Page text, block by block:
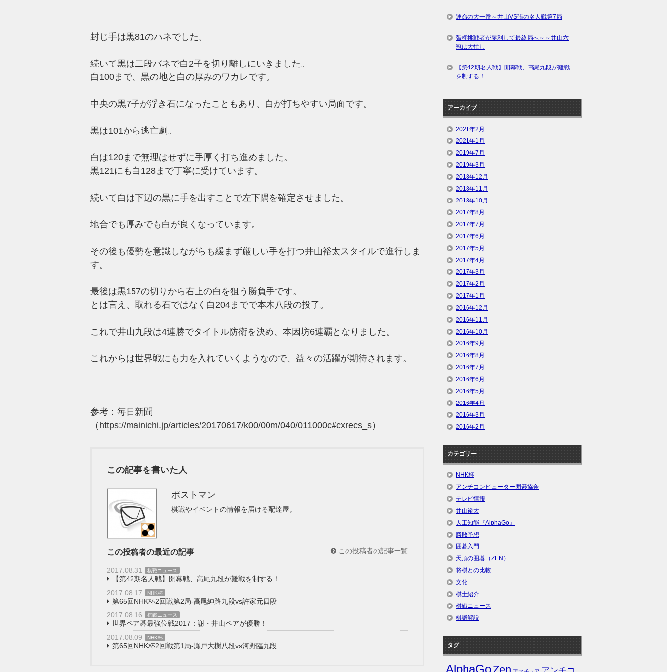
封じ手は黒81のハネでした。
続いて黒は二段バネで白2子を切り離しにいきました。
白100まで、黒の地と白の厚みのワカレです。
中央の黒7子が浮き石になったこともあり、白が打ちやすい局面です。
黒は101から逃亡劇。
白は120まで無理はせずに手厚く打ち進めました。
黒121にも白128まで丁寧に受けています。
続いて白は下辺の黒に手を出すことで左下隅を確定させました。
地合でも厚みでも白が良くなっています。
その後も優勢を意識しながらも緩まず厳しい手を打つ井山裕太スタイルで進行しま
す。
最後は黒157の切りから右上の白を狙う勝負手です。
とは言え、取れる石ではなく白204までで本木八段の投了。
これで井山九段は4連勝でタイトル防衛を決め、本因坊6連覇となりました。
これからは世界戦にも力を入れていくようなので、益々の活躍が期待されます。
参考：毎日新聞
（https://mainichi.jp/articles/20170617/k00/00m/040/011000c#cxrecs_s）
この記事を書いた人
ポストマン
棋戦やイベントの情報を届ける配達屋。
この投稿者の最近の記事 この投稿者の記事一覧
2017.08.31 棋戦ニュース
【第42期名人戦】開幕戦、高尾九段が難戦を制する！
2017.08.17
NHK杯
第65回NHK杯2回戦第2局-高尾紳路九段vs許家元四段
2017.08.16
棋戦ニュース
世界ペア碁最強位戦2017：謝・井山ペアが優勝！
2017.08.09
NHK杯
第65回NHK杯2回戦第1局-瀬戸大樹八段vs河野臨九段
運命の大一番～井山VS張の名人戦第7局
張栩挑戦者が勝利して最終局へ～～井山六
冠は大忙し
【第42期名人戦】開幕戦、高尾九段が難戦
を制する！
アーカイブ
2021年2月
2021年1月
2019年7月
2019年3月
2018年12月
2018年11月
2018年10月
2017年8月
2017年7月
2017年6月
2017年5月
2017年4月
2017年3月
2017年2月
2017年1月
2016年12月
2016年11月
2016年10月
2016年9月
2016年8月
2016年7月
2016年6月
2016年5月
2016年4月
2016年3月
2016年2月
カテゴリー
NHK杯
アンチコンピューター囲碁協会
テレビ情報
井山裕太
人工知能『AlphaGo』
勝敗予想
囲碁入門
天頂の囲碁（ZEN）
将棋との比較
文化
棋士紹介
棋戦ニュース
棋譜解説
タグ
AlphaGoZen